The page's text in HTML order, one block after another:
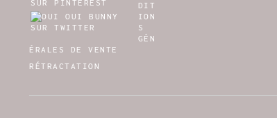
DIT
ION
S
GÉN
ÉRALES DE VENTE
RÉTRACTATION